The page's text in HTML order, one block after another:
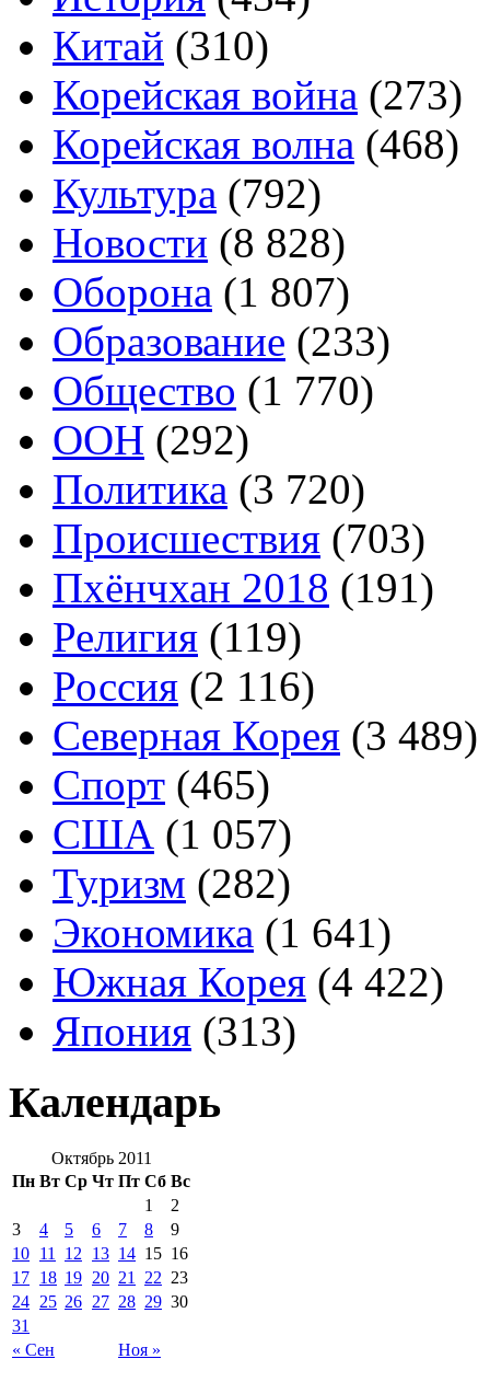
Китай (310)
Корейская война (273)
Корейская волна (468)
Культура (792)
Новости (8 828)
Оборона (1 807)
Образование (233)
Общество (1 770)
ООН (292)
Политика (3 720)
Происшествия (703)
Пхёнчхан 2018 (191)
Религия (119)
Россия (2 116)
Северная Корея (3 489)
Спорт (465)
США (1 057)
Туризм (282)
Экономика (1 641)
Южная Корея (4 422)
Япония (313)
Календарь
Октябрь 2011
Пн Вт Ср Чт Пт Сб Вс
« Сен Ноя »
1
2
3
4 5 6 7 8
9
10 11 12 13 14 15 16
17 18 19 20 21 22 23
24 25 26 27 28 29 30
31